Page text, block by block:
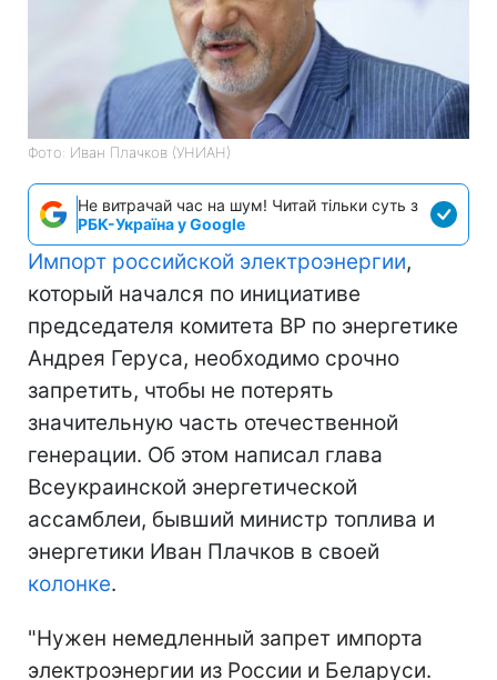
Фото: Иван Плачков (УНИАН)
Не витрачай час на шум! Читай тільки суть з
РБК-Україна у Google
Импорт российской электроэнергии,
который начался по инициативе
председателя комитета ВР по энергетике
Андрея Геруса, необходимо срочно
запретить, чтобы не потерять
значительную часть отечественной
генерации. Об этом написал глава
Всеукраинской энергетической
ассамблеи, бывший министр топлива и
энергетики Иван Плачков в своей
колонке.
"Нужен немедленный запрет импорта
электроэнергии из России и Беларуси.